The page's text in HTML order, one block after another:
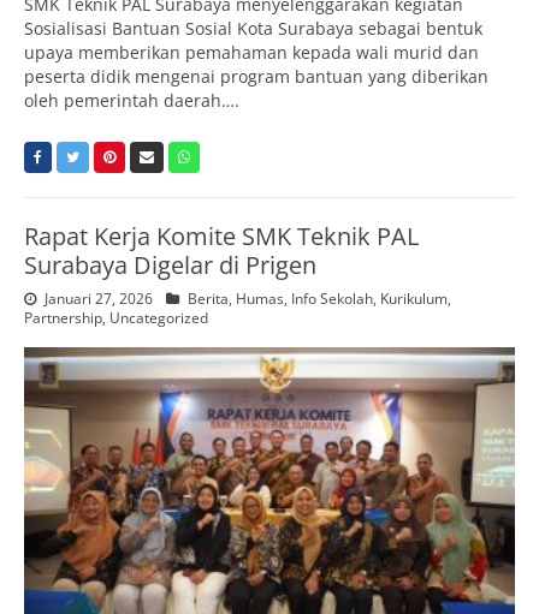
Sosialisasi Bantuan Sosial Kota Surabaya sebagai bentuk
upaya memberikan pemahaman kepada wali murid dan
peserta didik mengenai program bantuan yang diberikan
oleh pemerintah daerah….
Rapat Kerja Komite SMK Teknik PAL
Surabaya Digelar di Prigen
Januari 27, 2026 Berita, Humas, Info Sekolah, Kurikulum,
Partnership, Uncategorized